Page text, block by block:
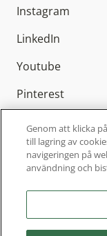
Instagram
LinkedIn
Youtube
Pinterest
Elitfönster AB
finns
Genom att klicka
till lagring av
navigeringen på
användning och